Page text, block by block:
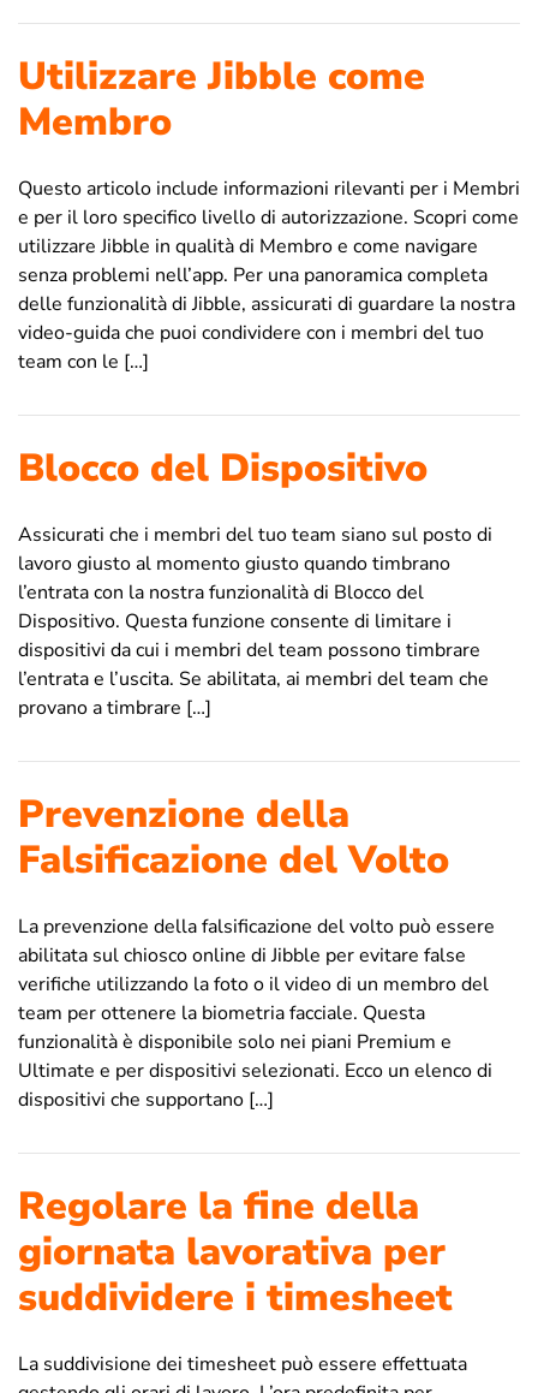
Utilizzare Jibble come
Membro
Questo articolo include informazioni rilevanti per i Membri
e per il loro specifico livello di autorizzazione. Scopri come
utilizzare Jibble in qualità di Membro e come navigare
senza problemi nell’app. Per una panoramica completa
delle funzionalità di Jibble, assicurati di guardare la nostra
video-guida che puoi condividere con i membri del tuo
team con le […]
Blocco del Dispositivo
Assicurati che i membri del tuo team siano sul posto di
lavoro giusto al momento giusto quando timbrano
l’entrata con la nostra funzionalità di Blocco del
Dispositivo. Questa funzione consente di limitare i
dispositivi da cui i membri del team possono timbrare
l’entrata e l’uscita. Se abilitata, ai membri del team che
provano a timbrare […]
Prevenzione della
Falsificazione del Volto
La prevenzione della falsificazione del volto può essere
abilitata sul chiosco online di Jibble per evitare false
verifiche utilizzando la foto o il video di un membro del
team per ottenere la biometria facciale. Questa
funzionalità è disponibile solo nei piani Premium e
Ultimate e per dispositivi selezionati. Ecco un elenco di
dispositivi che supportano […]
Regolare la fine della
giornata lavorativa per
suddividere i timesheet
La suddivisione dei timesheet può essere effettuata